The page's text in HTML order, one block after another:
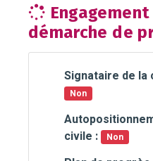
démarche de
Signataire de la
Non
civile :
Non